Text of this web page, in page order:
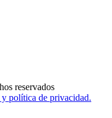
reservados
política de privacidad.